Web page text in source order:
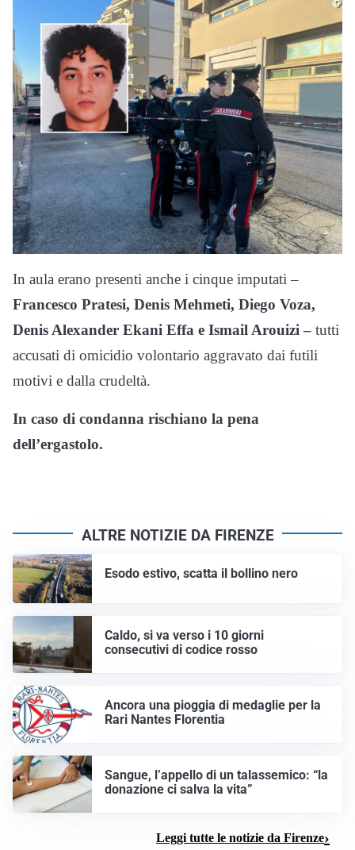
In aula erano presenti anche i cinque imputati –
Francesco Pratesi, Denis Mehmeti, Diego Voza,
Denis Alexander Ekani Effa e Ismail Arouizi – tutti
accusati di omicidio volontario aggravato dai futili
motivi e dalla crudeltà.
In caso di condanna rischiano la pena
dell’ergastolo.
ALTRE NOTIZIE DA FIRENZE
Esodo estivo, scatta il bollino nero
Caldo, si va verso i 10 giorni
consecutivi di codice rosso
Ancora una pioggia di medaglie per la
Rari Nantes Florentia
Sangue, l’appello di un talassemico: “la
donazione ci salva la vita”
Leggi tutte le notizie da Firenze